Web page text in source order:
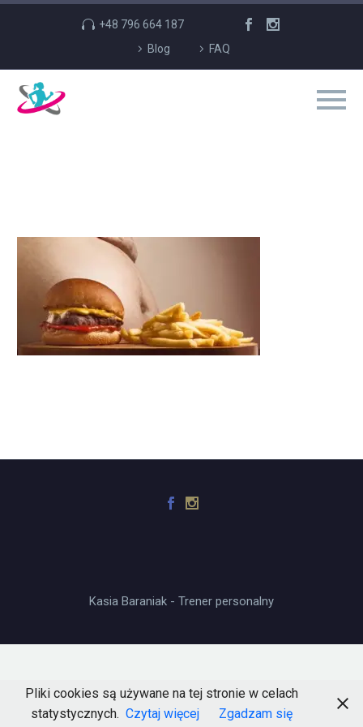
+48 796 664 187
Blog
FAQ
Kasia Baraniak - Trener personalny
Pliki cookies są używane na tej stronie w celach
statystycznych. Czytaj więcej Zgadzam się